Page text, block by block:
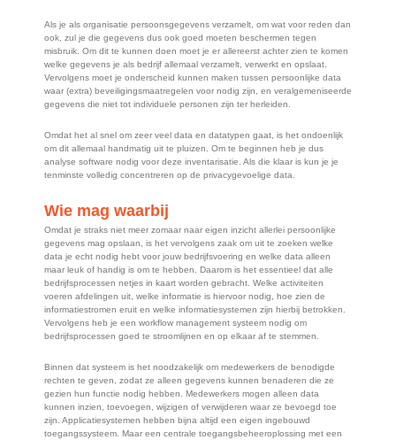
Als je als organisatie persoonsgegevens verzamelt, om wat voor reden dan
ook, zul je die gegevens dus ook goed moeten beschermen tegen
misbruik. Om dit te kunnen doen moet je er allereerst achter zien te komen
welke gegevens je als bedrijf allemaal verzamelt, verwerkt en opslaat.
Vervolgens moet je onderscheid kunnen maken tussen persoonlijke data
waar (extra) beveiligingsmaatregelen voor nodig zijn, en veralgemeniseerde
gegevens die niet tot individuele personen zijn ter herleiden.
Omdat het al snel om zeer veel data en datatypen gaat, is het ondoenlijk
om dit allemaal handmatig uit te pluizen. Om te beginnen heb je dus
analyse software nodig voor deze inventarisatie. Als die klaar is kun je je
tenminste volledig concentreren op de privacygevoelige data.
Wie mag waarbij
Omdat je straks niet meer zomaar naar eigen inzicht allerlei persoonlijke
gegevens mag opslaan, is het vervolgens zaak om uit te zoeken welke
data je echt nodig hebt voor jouw bedrijfsvoering en welke data alleen
maar leuk of handig is om te hebben. Daarom is het essentieel dat alle
bedrijfsprocessen netjes in kaart worden gebracht. Welke activiteiten
voeren afdelingen uit, welke informatie is hiervoor nodig, hoe zien de
informatiestromen eruit en welke informatiesystemen zijn hierbij betrokken.
Vervolgens heb je een workflow management systeem nodig om
bedrijfsprocessen goed te stroomlijnen en op elkaar af te stemmen.
Binnen dat systeem is het noodzakelijk om medewerkers de benodigde
rechten te geven, zodat ze alleen gegevens kunnen benaderen die ze
gezien hun functie nodig hebben. Medewerkers mogen alleen data
kunnen inzien, toevoegen, wijzigen of verwijderen waar ze bevoegd toe
zijn. Applicatiesystemen hebben bijna altijd een eigen ingebouwd
toegangssysteem. Maar een centrale toegangsbeheeroplossing met een